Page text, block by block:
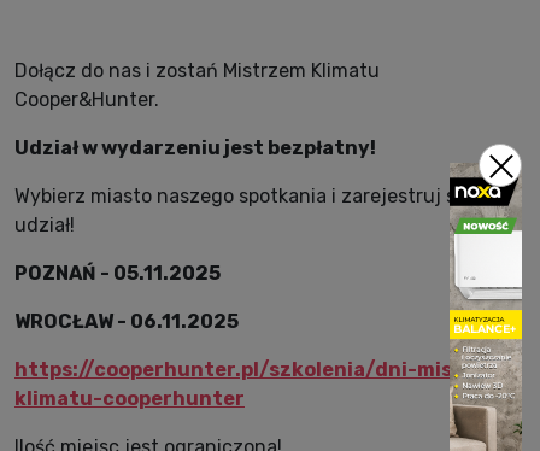
Dołącz do nas i zostań Mistrzem Klimatu
Cooper&Hunter.
Udział w wydarzeniu jest bezpłatny!
Wybierz miasto naszego spotkania i zarejestruj swój
udział!
POZNAŃ - 05.11.2025
WROCŁAW - 06.11.2025
https://cooperhunter.pl/szkolenia/dni-mistrzow-
klimatu-cooperhunter